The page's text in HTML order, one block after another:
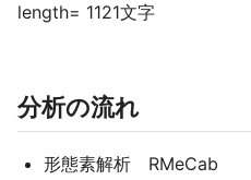
length= 1121文字
分析の流れ
形態素解析 RMeCab